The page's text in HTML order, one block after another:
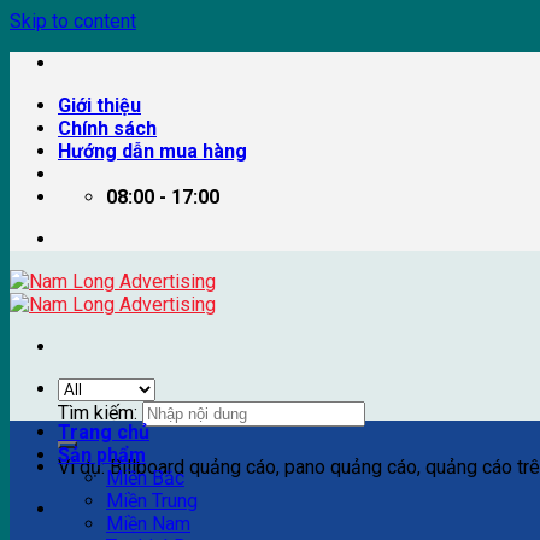
Skip to content
Giới thiệu
Chính sách
Hướng dẫn mua hàng
08:00 - 17:00
Tìm kiếm:
Ví dụ: Billboard quảng cáo, pano quảng cáo, quảng cáo
Trang chủ
Sản phẩm
Miền Bắc
Miền Trung
Miền Nam